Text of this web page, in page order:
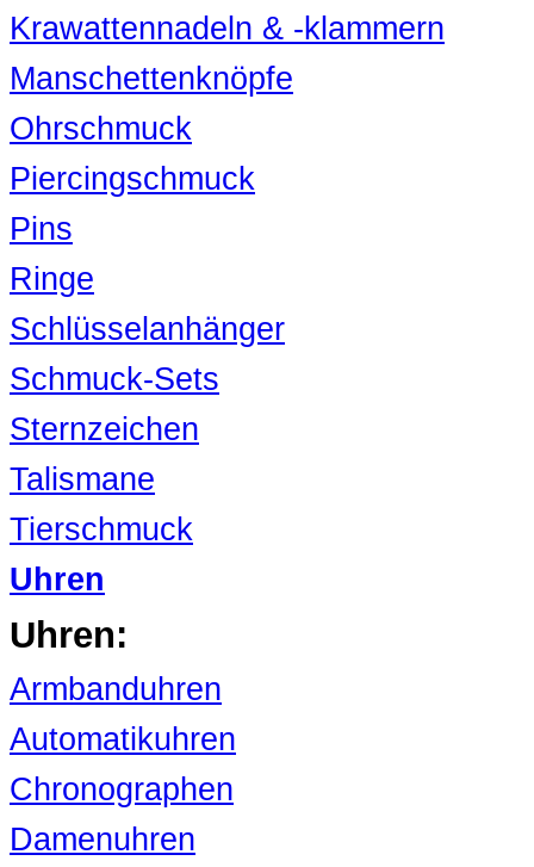
Krawattennadeln & -klammern
Manschettenknöpfe
Ohrschmuck
Piercingschmuck
Pins
Ringe
Schlüsselanhänger
Schmuck-Sets
Sternzeichen
Talismane
Tierschmuck
Uhren
Uhren:
Armbanduhren
Automatikuhren
Chronographen
Damenuhren